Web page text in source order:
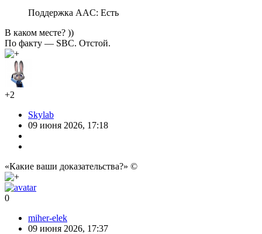
Поддержка AAC: Есть
В каком месте? ))
По факту — SBC. Отстой.
+2
Skylab
09 июня 2026, 17:18
«Какие ваши доказательства?» ©
0
miher-elek
09 июня 2026, 17:37